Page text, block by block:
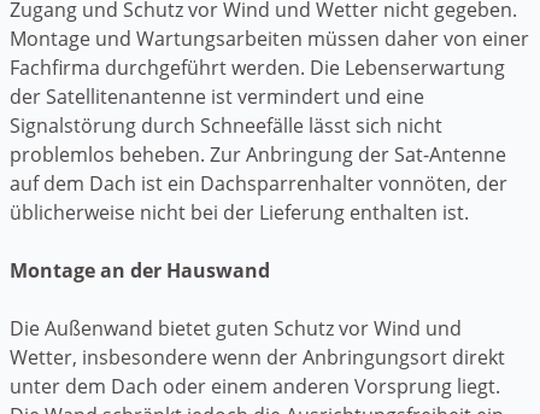
Zugang und Schutz vor Wind und Wetter nicht gegeben.
Montage und Wartungsarbeiten müssen daher von einer
Fachfirma durchgeführt werden. Die Lebenserwartung
der Satellitenantenne ist vermindert und eine
Signalstörung durch Schneefälle lässt sich nicht
problemlos beheben. Zur Anbringung der Sat-Antenne
auf dem Dach ist ein Dachsparrenhalter vonnöten, der
üblicherweise nicht bei der Lieferung enthalten ist.
Montage an der Hauswand
Die Außenwand bietet guten Schutz vor Wind und
Wetter, insbesondere wenn der Anbringungsort direkt
unter dem Dach oder einem anderen Vorsprung liegt.